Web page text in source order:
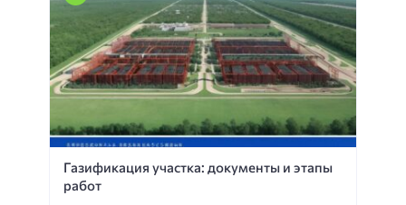
Газификация участка: документы и этапы
работ